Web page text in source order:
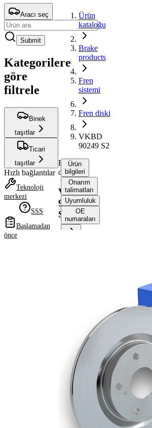
Aracı seç
Submit
Kategorilere
göre
filtrele
Binek
taşıtlar
Ticari
taşıtlar
Hızlı bağlantılar
Teknoloji
merkezi
SSS
Başlamadan
önce
Ürün
kataloğu
Brake
products
Fren
sistemi
Fren diski
VKBD
90249 S2
Fren
diski
VKBD
90249
S2
Ürün
bilgileri
Onarım
talimatları
Uyumluluk
OE
numaraları
8,4 mm
Deliklerin
sayısı
Dış çap
284 mm
Delik sayısı 5
Merkezleme
76 mm
Delik
çemberi-Ø
114,3 mm
Üst yüzey
Kaplamalı